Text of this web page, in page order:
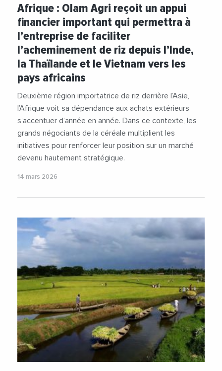
#Vietnam
Afrique : Olam Agri reçoit un appui
financier important qui permettra à
l’entreprise de faciliter
l’acheminement de riz depuis l’Inde,
la Thaïlande et le Vietnam vers les
pays africains
Deuxième région importatrice de riz derrière l’Asie,
l’Afrique voit sa dépendance aux achats extérieurs
s’accentuer d’année en année. Dans ce contexte, les
grands négociants de la céréale multiplient les
initiatives pour renforcer leur position sur un marché
devenu hautement stratégique.
14 mars 2026